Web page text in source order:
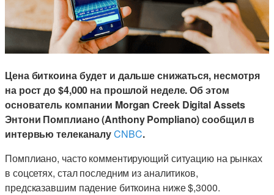
Цена биткоина будет и дальше снижаться, несмотря
на рост до $4,000 на прошлой неделе. Об этом
основатель компании Morgan Creek Digital Assets
Энтони Помплиано (Anthony Pompliano) сообщил в
интервью телеканалуCNBC.
Помплиано, часто комментирующий ситуацию на рынках
в соцсетях, стал последним из аналитиков,
предсказавшим падение биткоина ниже $,3000.